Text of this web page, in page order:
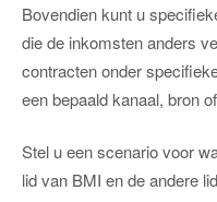
Bovendien kunt u
die de inkomsten anders
contracten onder
een bepaald kanaal, bron
Stel u een scenario voor
lid van BMI en de andere